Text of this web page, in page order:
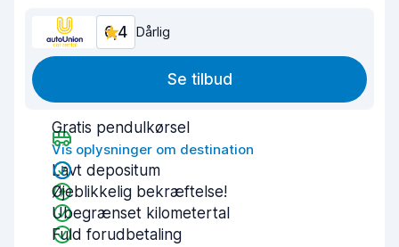
6,4 Dårlig
Se tilbud
Gratis pendulkørsel
Vis oplysninger om destination
Lavt depositum
Øjeblikkelig bekræftelse!
Ubegrænset kilometertal
Fuld forudbetaling